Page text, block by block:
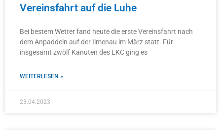
Vereinsfahrt auf die Luhe
Bei bestem Wetter fand heute die erste Vereinsfahrt nach
dem Anpaddeln auf der Ilmenau im März statt. Für
insgesamt zwölf Kanuten des LKC ging es
WEITERLESEN »
23.04.2023